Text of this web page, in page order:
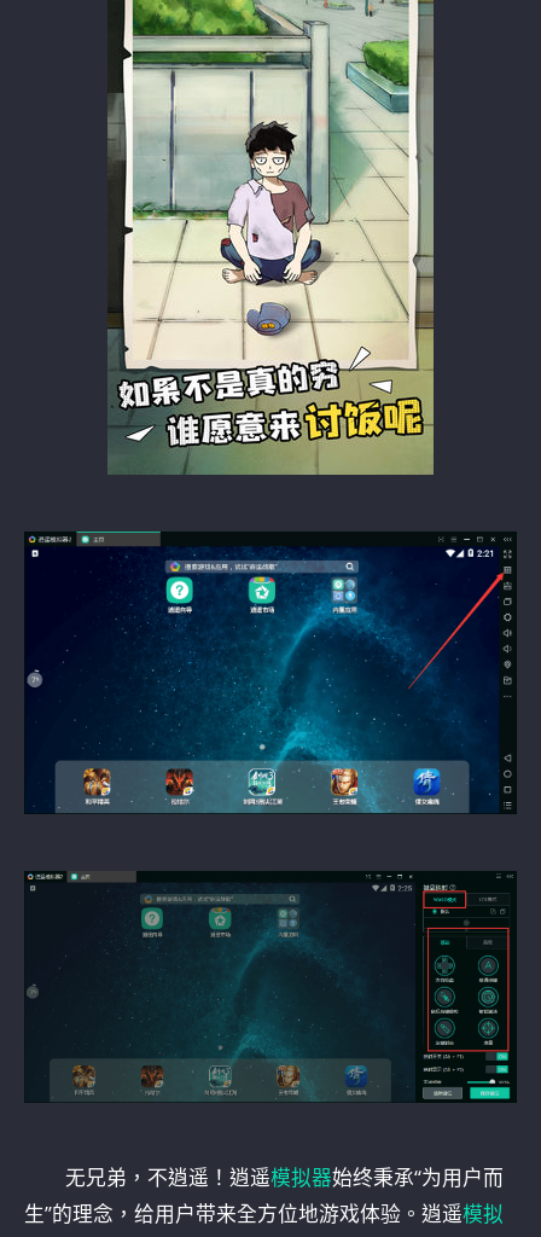
无兄弟，不逍遥！逍遥模拟器始终秉承“为用户而
生”的理念，给用户带来全方位地游戏体验。逍遥模拟